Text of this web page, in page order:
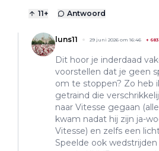
11+ Antwoord
luns11 29 juni 2026 om 16:46 +
Dit hoor je inderdaad
voorstellen dat je geen
om te stoppen? Zo heb
getraind die
naar Vitesse gegaan
kwam nadat hij zijn ja-
Vitesse) en zelfs een
Speelde ook